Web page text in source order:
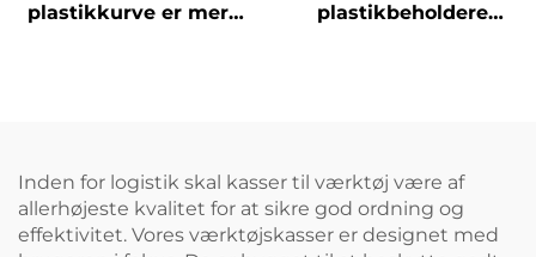
plastikkurve er mere
plastikbeholdere
Inden for logistik skal kasser til værktøj være af
allerhøjeste kvalitet for at sikre god ordning og
effektivitet. Vores værktøjskasser er designet med